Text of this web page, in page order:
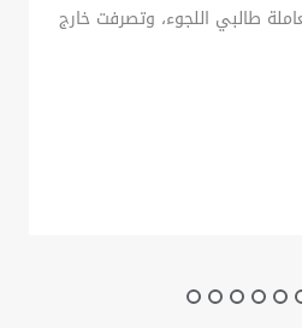
طالبي اللجوء، وتصرفت خارج